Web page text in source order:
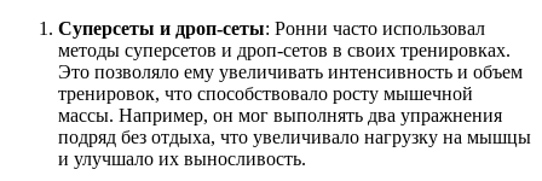
Суперсеты и дроп-сеты: Ронни часто использовал
методы суперсетов и дроп-сетов в своих тренировках.
Это позволяло ему увеличивать интенсивность и объем
тренировок, что способствовало росту мышечной
массы. Например, он мог выполнять два упражнения
подряд без отдыха, что увеличивало нагрузку на мышцы
и улучшало их выносливость.